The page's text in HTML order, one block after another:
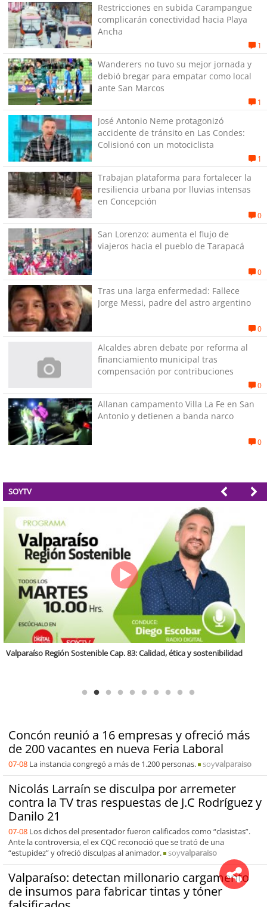
Restricciones en subida Carampangue
complicarán conectividad hacia Playa
Ancha
1
Wanderers no tuvo su mejor jornada y
debió bregar para empatar como local
ante San Marcos
1
José Antonio Neme protagonizó
accidente de tránsito en Las Condes:
Colisionó con un motociclista
1
Trabajan plataforma para fortalecer la
resiliencia urbana por lluvias intensas
en Concepción
0
San Lorenzo: aumenta el flujo de
viajeros hacia el pueblo de Tarapacá
0
Tras una larga enfermedad: Fallece
Jorge Messi, padre del astro argentino
0
Alcaldes abren debate por reforma al
financiamiento municipal tras
compensación por contribuciones
0
Allanan campamento Villa La Fe en San
Antonio y detienen a banda narco
0
SOYTV
Concón reunió a 16 empresas y ofreció más
de 200 vacantes en nueva Feria Laboral
07-08 La instancia congregó a más de 1.200 personas. soyvalparaiso
Nicolás Larraín se disculpa por arremeter
contra la TV tras respuestas de J.C Rodríguez y
Danilo 21
07-08 Los dichos del presentador fueron calificados como “clasistas”.
Ante la controversia, el ex CQC reconoció que se trató de una
“estupidez” y ofreció disculpas al animador.
soyvalparaiso
Valparaíso: detectan millonario cargamento
de insumos para fabricar tintas y tóner